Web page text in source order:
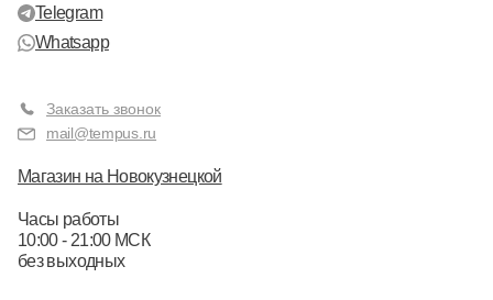
Telegram
Whatsapp
Заказать звонок
mail@tempus.ru
Магазин на Новокузнецкой
Часы работы
10:00 - 21:00 МСК
без выходных